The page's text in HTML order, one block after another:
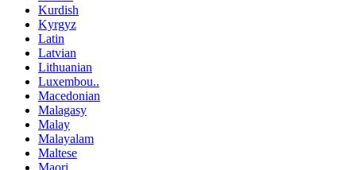
Kurdish
Kyrgyz
Latin
Latvian
Lithuanian
Luxembou..
Macedonian
Malagasy
Malay
Malayalam
Maltese
Maori